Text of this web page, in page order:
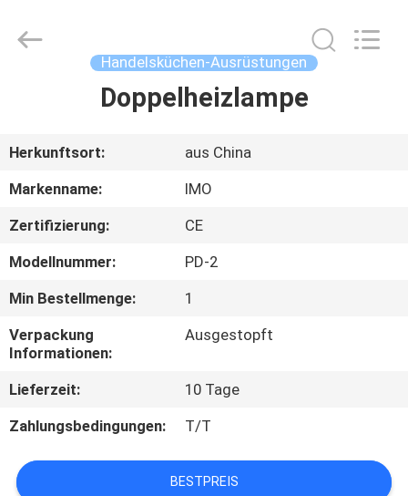
PRODUKTE
VIDEOS
ÜBER
UNS
FABRIK-
AUSFLUG
equipments
limited.
Handelsküchen-Ausrüstungen
Doppelheizlampe
Herkunftsort:
aus China
Markenname:
IMO
Zertifizierung:
CE
Modellnummer:
PD-2
Min Bestellmenge:
1
Verpackung
Informationen:
Ausgestopft
Lieferzeit:
10 Tage
Zahlungsbedingungen:
T/T
BESTPREIS